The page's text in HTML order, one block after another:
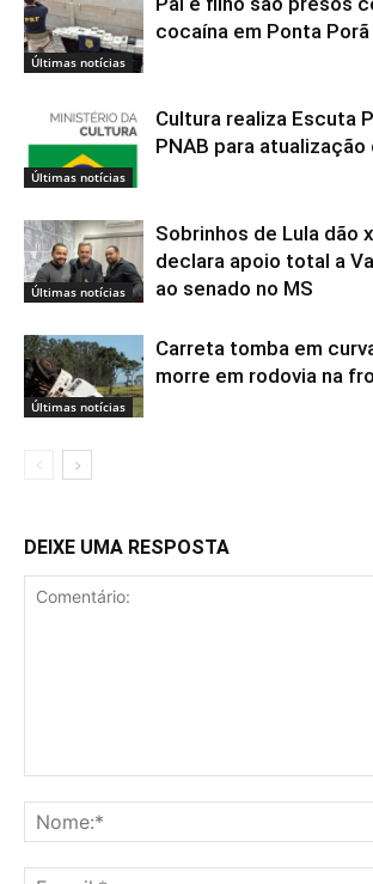
Últimas notícias
cocaína em Ponta Porã
Últimas notícias
Cultura realiza Escuta
PNAB para atualização
Últimas notícias
Sobrinhos de Lula dão
declara apoio total a
ao senado no MS
Últimas notícias
Carreta tomba em
morre em rodovia na
DEIXE UMA RESPOSTA